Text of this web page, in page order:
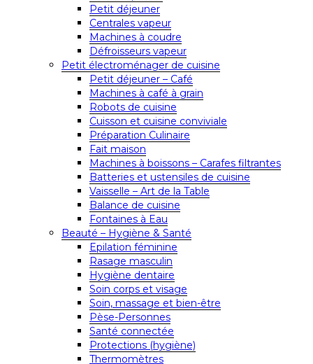
Petit déjeuner
Centrales vapeur
Machines à coudre
Défroisseurs vapeur
Petit électroménager de cuisine
Petit déjeuner – Café
Machines à café à grain
Robots de cuisine
Cuisson et cuisine conviviale
Préparation Culinaire
Fait maison
Machines à boissons – Carafes filtrantes
Batteries et ustensiles de cuisine
Vaisselle – Art de la Table
Balance de cuisine
Fontaines à Eau
Beauté – Hygiène & Santé
Epilation féminine
Rasage masculin
Hygiène dentaire
Soin corps et visage
Soin, massage et bien-être
Pèse-Personnes
Santé connectée
Protections (hygiène)
Thermomètres